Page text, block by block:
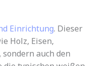
Einrichtung. Dieser
Holz, Eisen,
auch den